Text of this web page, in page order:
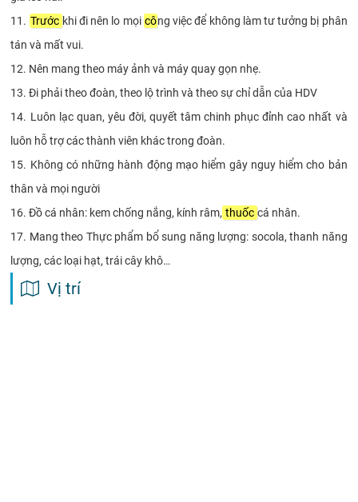
11. Trước khi đi nên lo mọi công việc để không làm tư tưởng bị phân
tán và mất vui.
12. Nên mang theo máy ảnh và máy quay gọn nhẹ.
13. Đi phải theo đoàn, theo lộ trình và theo sự chỉ dẫn của HDV
14. Luôn lạc quan, yêu đời, quyết tâm chinh phục đỉnh cao nhất và
luôn hỗ trợ các thành viên khác trong đoàn.
15. Không có những hành động mạo hiểm gây nguy hiểm cho bản
thân và mọi người
16. Đồ cá nhân: kem chống nắng, kính râm, thuốc cá nhân.
17. Mang theo Thực phẩm bổ sung năng lượng: socola, thanh năng
lượng, các loại hạt, trái cây khô…
Vị trí